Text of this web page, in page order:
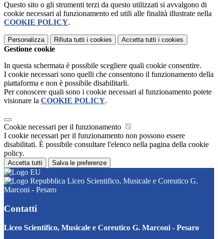
Questo sito o gli strumenti terzi da questo utilizzati si avvalgono di
cookie necessari al funzionamento ed utili alle finalità illustrate nella
COOKIE POLICY.
Personalizza Rifiuta tutti i cookies Accetta tutti i cookies
Gestione cookie
In questa schermata è possibile scegliere quali cookie consentire.
I cookie necessari sono quelli che consentono il funzionamento della
piattaforma e non è possibile disabilitarli.
Per conoscere quali sono i cookie necessari al funzionamento potete
visionare la COOKIE POLICY.
Cookie necessari per il funzionamento
I cookie necessari per il funzionamento non possono essere
disabilitati. È possibile consultare l'elenco nella pagina della cookie
policy.
Accetta tutti Salva le preferenze
Liceo Scientifico, Musicale e Coreutico G.
Marconi - Pesaro
Contatti
Liceo Scientifico, Musicale e Coreutico G. Marconi - Pesaro